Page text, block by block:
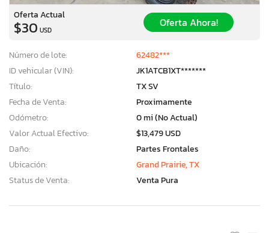
Oferta Actual
$30 USD
Oferta Ahora!
Número de lote:
62482***
ID vehicular (VIN):
JK1ATCB1XT*******
Título:
TX SV
Fecha de Venta:
Proximamente
Odómetro:
0 mi (No Actual)
Valor Actual Efectivo:
$13,479 USD
Daño:
Partes Frontales
Ubicación:
Grand Prairie, TX
Status de Venta:
Venta Pura